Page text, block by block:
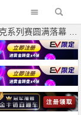
围登顶主赛冠军，7月再续智竞传奇